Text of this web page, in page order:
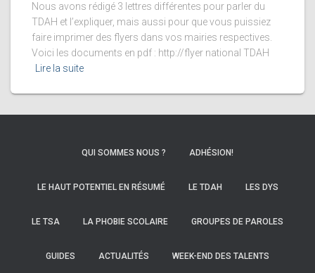
Nous avons rédigé 3 lettres différentes pour parler du
TDAH et l’expliquer, mais aussi pour que vous puissiez
faire imprimer des flyers dans vos mairies respectives.
Voici les documents en pdf : http://flyer national TDAH
Lire la suite
QUI SOMMES NOUS ? ADHÉSION!
LE HAUT POTENTIEL EN RÉSUMÉ LE TDAH LES DYS
LE TSA LA PHOBIE SCOLAIRE GROUPES DE PAROLES
GUIDES ACTUALITÉS WEEK-END DES TALENTS